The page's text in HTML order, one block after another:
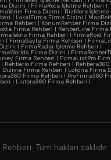
Dizini | FirmaRota İşletme Rehberi |
Firma Dizini |BizMora İşletme
| LokalFirma Firma Dizini |
Rehberi | KonumRehber Firma
Firma Rehberi | RehberLine Firma
Firma Rehberi | FirmaRoid
| FirmaSayfa Firma Rehberi |
| FirmaRadar İşletme Rehberi |
Firma Dizini |
Firma Rehberi | FirmaListPro
| Rehberio Firma Rehberi |
Dizivia Firma Rehberi | Lokoria Firma
Firma Rehberi | ProFirma360
| Listora360 Firma Rehberi |
Tüm hakları